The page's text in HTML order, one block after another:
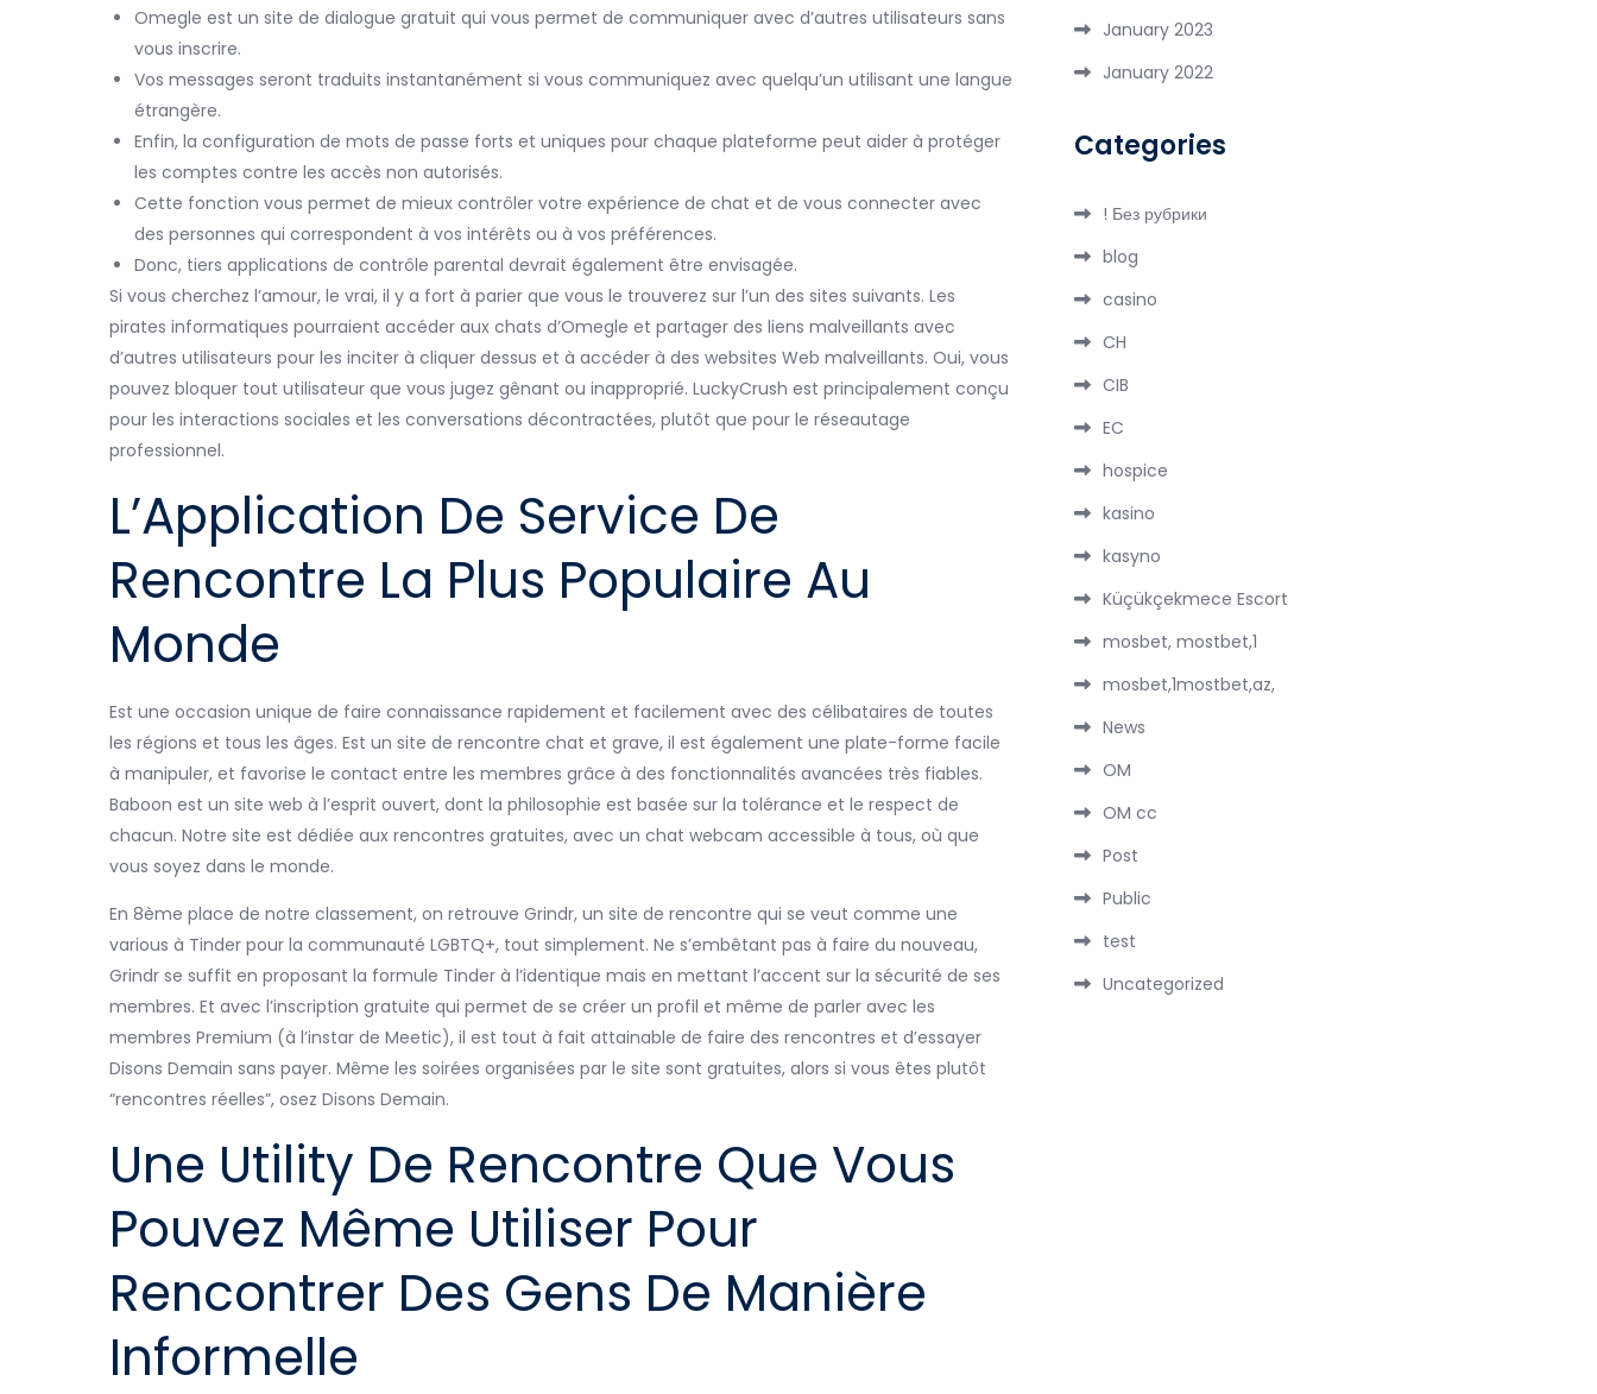
Omegle est un site de dialogue gratuit qui vous permet de communiquer avec d’autres utilisateurs sans
vous inscrire.
Vos messages seront traduits instantanément si vous communiquez avec quelqu’un utilisant une langue
étrangère.
Enfin, la configuration de mots de passe forts et uniques pour chaque plateforme peut aider à protéger
les comptes contre les accès non autorisés.
Cette fonction vous permet de mieux contrôler votre expérience de chat et de vous connecter avec
des personnes qui correspondent à vos intérêts ou à vos préférences.
Donc, tiers applications de contrôle parental devrait également être envisagée.
Si vous cherchez l’amour, le vrai, il y a fort à parier que vous le trouverez sur l’un des sites suivants. Les
pirates informatiques pourraient accéder aux chats d’Omegle et partager des liens malveillants avec
d’autres utilisateurs pour les inciter à cliquer dessus et à accéder à des websites Web malveillants. Oui, vous
pouvez bloquer tout utilisateur que vous jugez gênant ou inapproprié. LuckyCrush est principalement conçu
pour les interactions sociales et les conversations décontractées, plutôt que pour le réseautage
professionnel.
L’Application De Service De
Rencontre La Plus Populaire Au
Monde
Est une occasion unique de faire connaissance rapidement et facilement avec des célibataires de toutes
les régions et tous les âges. Est un site de rencontre chat et grave, il est également une plate-forme facile
à manipuler, et favorise le contact entre les membres grâce à des fonctionnalités avancées très fiables.
Baboon est un site web à l’esprit ouvert, dont la philosophie est basée sur la tolérance et le respect de
chacun. Notre site est dédiée aux rencontres gratuites, avec un chat webcam accessible à tous, où que
vous soyez dans le monde.
En 8ème place de notre classement, on retrouve Grindr, un site de rencontre qui se veut comme une
various à Tinder pour la communauté LGBTQ+, tout simplement. Ne s’embêtant pas à faire du nouveau,
Grindr se suffit en proposant la formule Tinder à l’identique mais en mettant l’accent sur la sécurité de ses
membres. Et avec l’inscription gratuite qui permet de se créer un profil et même de parler avec les
membres Premium (à l’instar de Meetic), il est tout à fait attainable de faire des rencontres et d’essayer
Disons Demain sans payer. Même les soirées organisées par le site sont gratuites, alors si vous êtes plutôt
“rencontres réelles”, osez Disons Demain.
Une Utility De Rencontre Que Vous
Pouvez Même Utiliser Pour
Rencontrer Des Gens De Manière
Informelle
January 2023
January 2022
Categories
! Без рубрики
blog
casino
CH
CIB
EC
hospice
kasino
kasyno
Küçükçekmece Escort
mosbet, mostbet,1
mosbet,1mostbet,az,
News
OM
OM cc
Post
Public
test
Uncategorized